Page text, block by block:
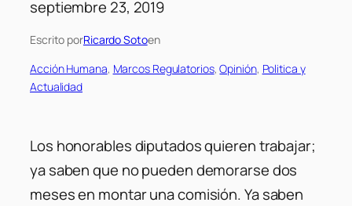
septiembre 23, 2019
Escrito porRicardo Sotoen
Acción Humana, Marcos Regulatorios, Opinión, Politica y
Actualidad
Los honorables diputados quieren trabajar;
ya saben que no pueden demorarse dos
meses en montar una comisión. Ya saben